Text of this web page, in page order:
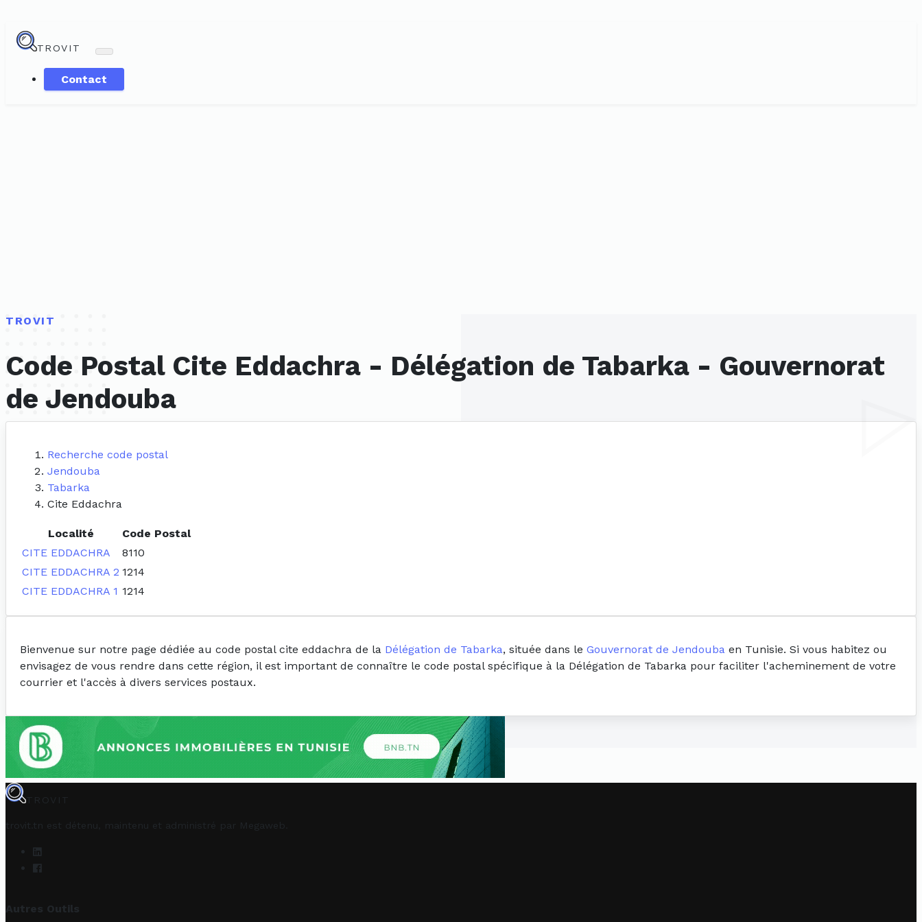
TROVIT
Contact
TROVIT
Code Postal Cite Eddachra - Délégation de Tabarka - Gouvernorat
de Jendouba
Recherche code postal
Jendouba
Tabarka
Cite Eddachra
Localité
Code Postal
CITE EDDACHRA
8110
CITE EDDACHRA 2 1214
CITE EDDACHRA 1 1214
Bienvenue sur notre page dédiée au code postal cite eddachra de la Délégation de Tabarka, située dans le Gouvernorat de Jendouba en Tunisie. Si vous habitez ou
envisagez de vous rendre dans cette région, il est important de connaître le code postal spécifique à la Délégation de Tabarka pour faciliter l'acheminement de votre
courrier et l'accès à divers services postaux.
TROVIT
trovit.tn est détenu, maintenu et administré par Megaweb
Autres Outils